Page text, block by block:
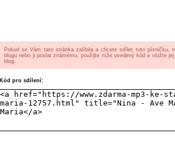
Pokud se Vám tato stránka zalíbila a chcete sdílet tuto písničku,
blogu nebo ji poslat známému, použijte níže uvedený kód a vložte
blog.
Kód pro sdílení: